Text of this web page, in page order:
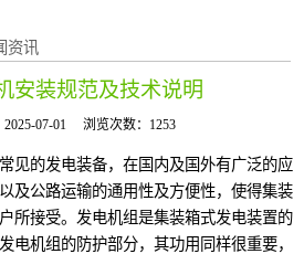
资讯
安装规范及技术说明
07-01 浏览次数：1253
见的发电装备，在国内及国外有广泛的应
及公路运输的通用性及方便性，使得集装
所接受。发电机组是集装箱式发电装置的
电机组的防护部分，其功用同样很重要，